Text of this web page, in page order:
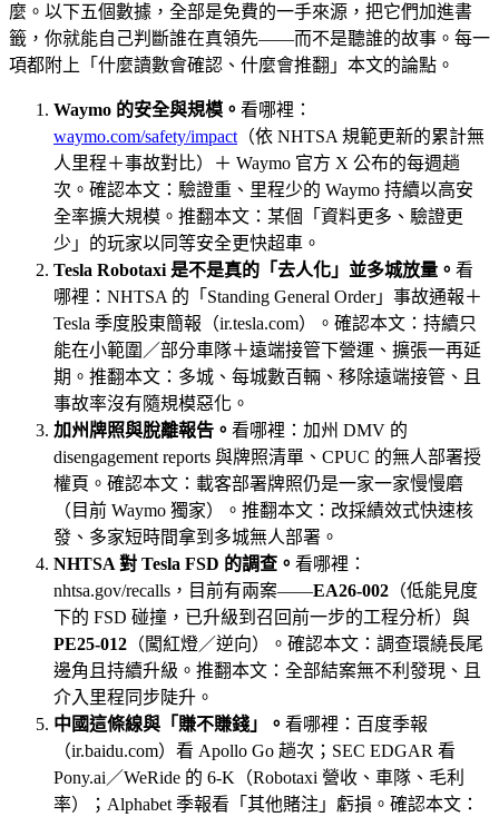
麼。以下五個數據，全部是免費的一手來源，把它們加進書
籤，你就能自己判斷誰在真領先——而不是聽誰的故事。每一
項都附上「什麼讀數會確認、什麼會推翻」本文的論點。
Waymo 的安全與規模。 看哪裡：
waymo.com/safety/impact （依 NHTSA 規範更新的累計無
人里程＋事故對比）＋ Waymo 官方 X 公布的每週趟
次。確認本文：驗證重、里程少的 Waymo 持續以高安
全率擴大規模。推翻本文：某個「資料更多、驗證更
少」的玩家以同等安全更快超車。
Tesla Robotaxi 是不是真的「去人化」並多城放量。 看
哪裡：NHTSA 的「Standing General Order」事故通報＋
Tesla 季度股東簡報（ir.tesla.com）。確認本文：持續只
能在小範圍／部分車隊＋遠端接管下營運、擴張一再延
期。推翻本文：多城、每城數百輛、移除遠端接管、且
事故率沒有隨規模惡化。
加州牌照與脫離報告。 看哪裡：加州 DMV 的
disengagement reports 與牌照清單、CPUC 的無人部署授
權頁。確認本文：載客部署牌照仍是一家一家慢慢磨
（目前 Waymo 獨家）。推翻本文：改採績效式快速核
發、多家短時間拿到多城無人部署。
NHTSA 對 Tesla FSD 的調查。 看哪裡：
nhtsa.gov/recalls，目前有兩案——EA26-002 （低能見度
下的 FSD 碰撞，已升級到召回前一步的工程分析）與
PE25-012 （闖紅燈／逆向）。確認本文：調查環繞長尾
邊角且持續升級。推翻本文：全部結案無不利發現、且
介入里程同步陡升。
中國這條線與「賺不賺錢」。 看哪裡：百度季報
（ir.baidu.com）看 Apollo Go 趟次；SEC EDGAR 看
Pony.ai／WeRide 的 6-K（Robotaxi 營收、車隊、毛利
率）；Alphabet 季報看「其他賭注」虧損。確認本文：